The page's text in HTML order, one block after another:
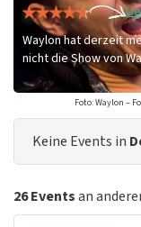
Waylon hat derzeit
nicht die Show von
Foto: Waylon –
Keine Events in
26 Eventsan